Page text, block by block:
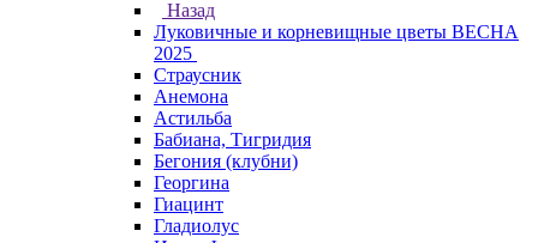
Назад
Луковичные и корневищные цветы ВЕСНА
2025
Страусник
Анемона
Астильба
Бабиана, Тигридия
Бегония (клубни)
Георгина
Гиацинт
Гладиолус